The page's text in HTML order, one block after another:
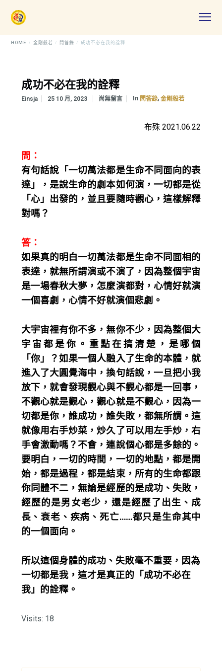
HOME 金剛般若 問答錄 成功不必在我的詮釋
成功不必在我的詮釋
Einsja 25 10 月, 2023 尚無留言 In 問答錄, 金剛般若
布殊 2021.06.22
問：
有句話說「一切萬法都是生命不同面向的表
達」，是說生命的劇本如何演，一切都是從
「心」出發的，並且要隨時觀心，這樣解釋
對嗎？
答：
如果真的明白一切萬法都是生命不同面相的
表達，就無所謂演或不演了，因為整個宇宙
是一場春秋大夢，怎麼演都對，心情好就演
一個喜劇，心情不好就演個悲劇。
大宇宙裡有你不多，無你不少，因為整個大
宇宙都是你。重點在搞清楚，是哪個
「你」？如果一個人融入了生命的本體，就
進入了大圓覺海中，換句話說，一旦把小我
放下，就會發現觀心與不觀心都是一回事，
不觀心就是觀心，觀心就是不觀心，因為一
切都是你，誰成功，誰失敗，都無所謂。這
就像用右手炒菜，炒久了可以用左手炒，右
手會激動嗎？不會，連說個心都是多餘的。
要明白，一切的時間，一切的地點，都是開
始，都是過程，都是結束，所有的生命都跟
你同體不二，無論是經歷的是成功、失敗，
經歷的是男女老少，還是經歷了出生、成
長、衰老、疾病、死亡……都只是生命其中
的一個面向。
所以這個身體的成功、失敗毫不重要，因為
一切都是我，這才是真正的「成功不必在
我」的詮釋。
Visits: 18